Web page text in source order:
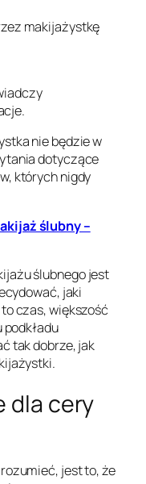
makijażystkę
nie będzie w
dotyczące
których nigdy
ślubny –
ślubnego jest
jaki
czas, większość
podkładu
tak dobrze, jak
dla cery
jest to, że